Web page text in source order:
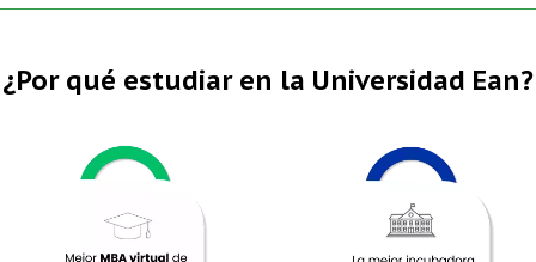
¿Por qué estudiar en la Universidad Ean?